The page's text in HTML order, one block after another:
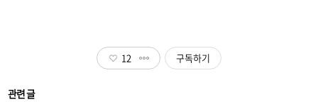
12 구독하기